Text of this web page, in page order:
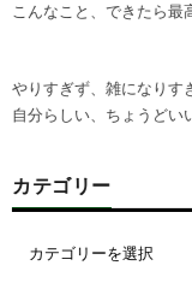
こんなこと、できたら最
やりすぎず、雑になりす
自分らしい、ちょうどい
カテゴリー